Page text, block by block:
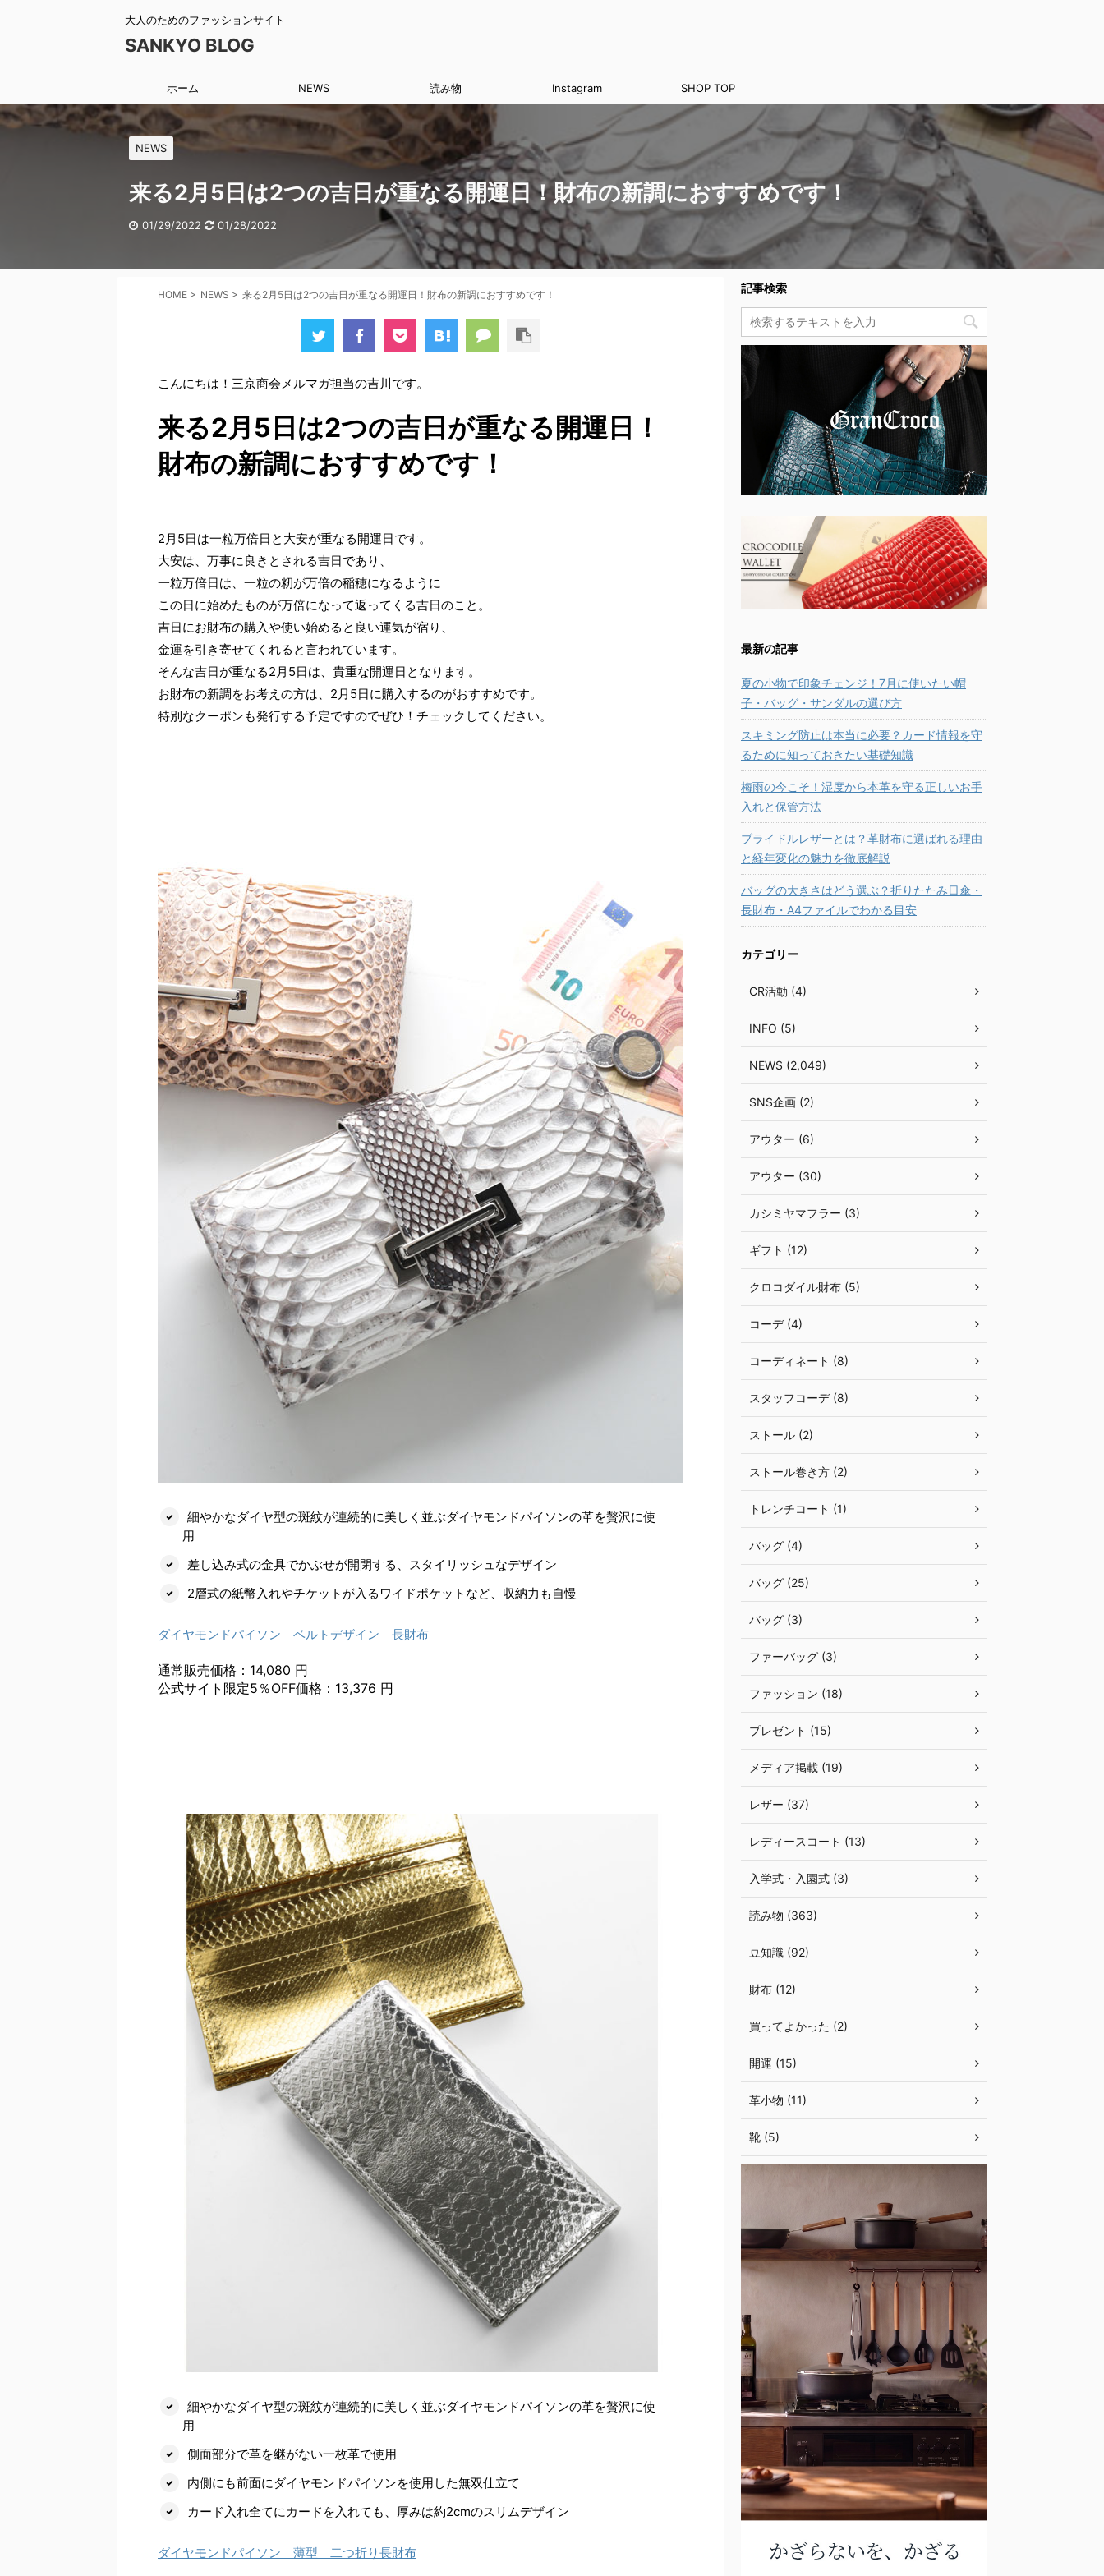
大人のためのファッションサイト
SANKYO BLOG
ホーム NEWS 読み物 Instagram SHOP TOP
NEWS
来る2月5日は2つの吉日が重なる開運日！財布の新調におすすめです！
01/29/2022 01/28/2022
HOME > NEWS > 来る2月5日は2つの吉日が重なる開運日！財布の新調におすすめです！
こんにちは！三京商会メルマガ担当の吉川です。
来る2月5日は2つの吉日が重なる開運日！
財布の新調におすすめです！
2月5日は一粒万倍日と大安が重なる開運日です。
大安は、万事に良きとされる吉日であり、
一粒万倍日は、一粒の籾が万倍の稲穂になるように
この日に始めたものが万倍になって返ってくる吉日のこと。
吉日にお財布の購入や使い始めると良い運気が宿り、
金運を引き寄せてくれると言われています。
そんな吉日が重なる2月5日は、貴重な開運日となります。
お財布の新調をお考えの方は、2月5日に購入するのがおすすめです。
特別なクーポンも発行する予定ですのでぜひ！チェックしてください。
細やかなダイヤ型の斑紋が連続的に美しく並ぶダイヤモンドパイソンの革を贅沢に使
用
差し込み式の金具でかぶせが開閉する、スタイリッシュなデザイン
2層式の紙幣入れやチケットが入るワイドポケットなど、収納力も自慢
ダイヤモンドパイソン ベルトデザイン 長財布
通常販売価格：14,080 円
公式サイト限定5％OFF価格：13,376 円
細やかなダイヤ型の斑紋が連続的に美しく並ぶダイヤモンドパイソンの革を贅沢に使
用
側面部分で革を継がない一枚革で使用
内側にも前面にダイヤモンドパイソンを使用した無双仕立て
カード入れ全てにカードを入れても、厚みは約2cmのスリムデザイン
ダイヤモンドパイソン 薄型 二つ折り長財布
記事検索
最新の記事
夏の小物で印象チェンジ！7月に使いたい帽
子・バッグ・サンダルの選び方
スキミング防止は本当に必要？カード情報を守
るために知っておきたい基礎知識
梅雨の今こそ！湿度から本革を守る正しいお手
入れと保管方法
ブライドルレザーとは？革財布に選ばれる理由
と経年変化の魅力を徹底解説
バッグの大きさはどう選ぶ？折りたたみ日傘・
長財布・A4ファイルでわかる目安
カテゴリー
CR活動 (4)
INFO (5)
NEWS (2,049)
SNS企画 (2)
アウター (6)
アウター (30)
カシミヤマフラー (3)
ギフト (12)
クロコダイル財布 (5)
コーデ (4)
コーディネート (8)
スタッフコーデ (8)
ストール (2)
ストール巻き方 (2)
トレンチコート (1)
バッグ (4)
バッグ (25)
バッグ (3)
ファーバッグ (3)
ファッション (18)
プレゼント (15)
メディア掲載 (19)
レザー (37)
レディースコート (13)
入学式・入園式 (3)
読み物 (363)
豆知識 (92)
財布 (12)
買ってよかった (2)
開運 (15)
革小物 (11)
靴 (5)